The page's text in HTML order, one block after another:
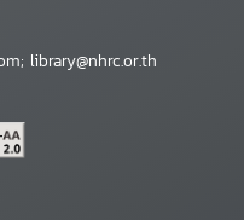
library@nhrc.or.th